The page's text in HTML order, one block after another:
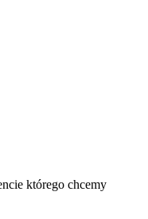
którego chcemy